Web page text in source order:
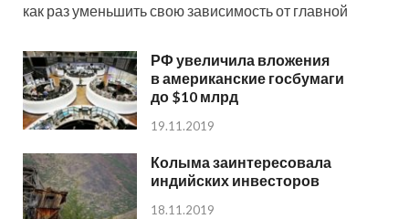
как раз уменьшить свою зависимость от главной
РФ увеличила вложения
в американские госбумаги
до $10 млрд
19.11.2019
Колыма заинтересовала
индийских инвесторов
18.11.2019